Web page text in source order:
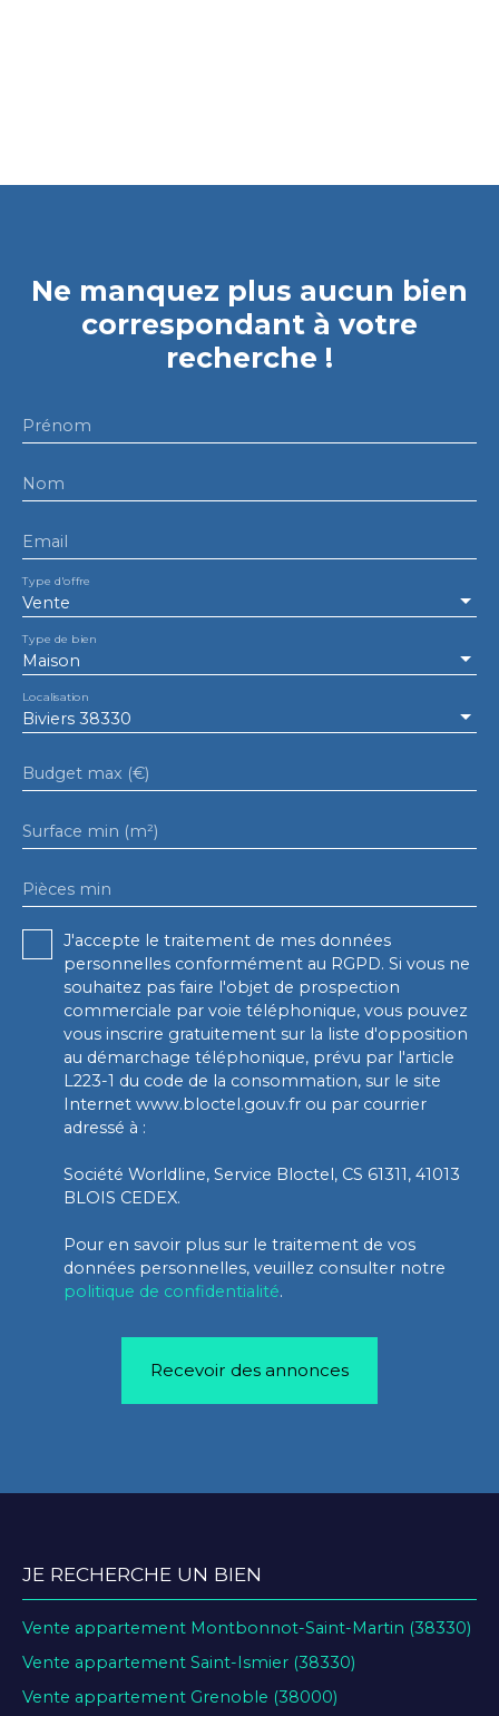
Ne manquez plus aucun bien
correspondant à votre
recherche !
Prénom
Nom
Email
Vente
Type d'offre
Maison
Type de bien
Biviers 38330
Localisation
Budget max (€)
Surface min (m²)
Pièces min
J'accepte le traitement de mes données
personnelles conformément au RGPD. Si vous ne
souhaitez pas faire l'objet de prospection
commerciale par voie téléphonique, vous pouvez
vous inscrire gratuitement sur la liste d'opposition
au démarchage téléphonique, prévu par l'article
L223-1 du code de la consommation, sur le site
Internet www.bloctel.gouv.fr ou par courrier
adressé à :
Société Worldline, Service Bloctel, CS 61311, 41013
BLOIS CEDEX.
Pour en savoir plus sur le traitement de vos
données personnelles, veuillez consulter notre
politique de confidentialité.
Recevoir des annonces
JE RECHERCHE UN BIEN
Vente appartement Montbonnot-Saint-Martin (38330)
Vente appartement Saint-Ismier (38330)
Vente appartement Grenoble (38000)